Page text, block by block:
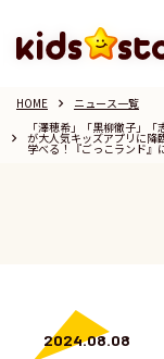
HOME keyboard_arrow_right ニュース一覧
keyboard_arrow_right
「澤穂希」「黒柳徹子」
が大人気キッズアプリに
学べる！『ごっこランド』
2024.08.08